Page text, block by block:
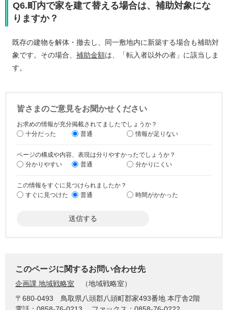
Q6.町内で家を建て替える場合は、補助対象にな
りますか？
既存の建物を解体・撤去し、同一敷地内に新築する場合も補助対
象です。その場合、 補助金額は、「転入者以外の者」に該当しま
す。
皆さまのご意見をお聞かせください
お求めの情報が充分掲載されてましたでしょうか？
十分だった
普通 情報が足りない
ページの構成や内容、表現は分りやすかったでしょうか？
分かりやすい
普通 分かりにくい
この情報をすぐに見つけられましたか？
すぐに見つけた
普通 時間がかかった
このページに関するお問い合わせ先
企画課 地域戦略室
地域戦略室
〒680-0493
鳥取県八頭郡八頭町郡家493番地 本庁舎2階